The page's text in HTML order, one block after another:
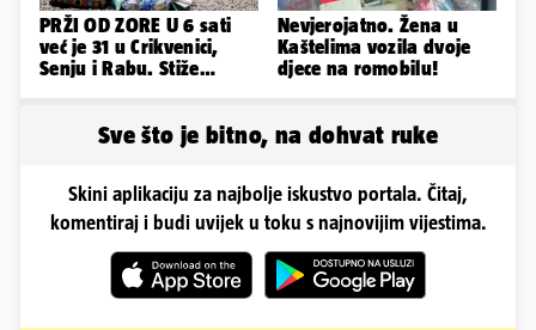
PRŽI OD ZORE U 6 sati
već je 31 u Crikvenici,
Senju i Rabu. Stiže
Nevjerojatno. Žena u
Kaštelima vozila dvoje
djece na romobilu!
Sve što je bitno, na dohvat ruke
Skini aplikaciju za najbolje iskustvo portala. Čitaj,
komentiraj i budi uvijek u toku s najnovijim vijestima.